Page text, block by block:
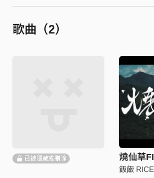
歌曲（2）
已被隱藏或刪除
飯飯 RICE